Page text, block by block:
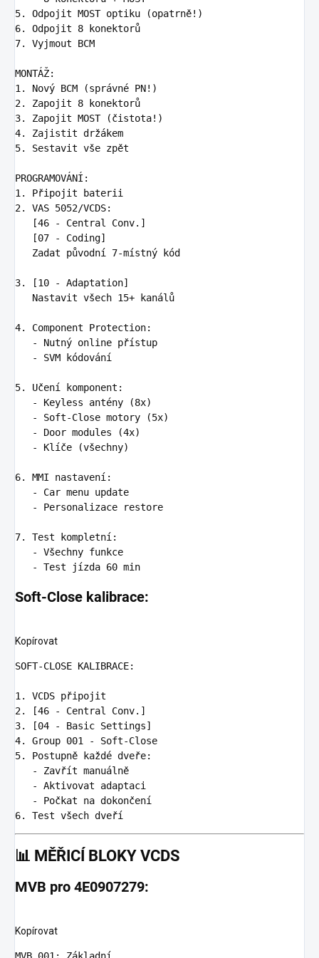
5.
6.
7.
Vyjmout BCM
1.
2.
3.
4.
5.
Sestavit vše zpět
1.
2.
VAS 5052/VCDS:
   [46 - Central Conv.]
   [07 - Coding]
   Zadat původní 7-místný kód
3.
[10 - Adaptation]
   Nastavit všech 15+ kanálů
4.
   -
   -
SVM kódování
5.
   -
   -
   -
   -
Klíče (všechny)
6.
   -
   -
Personalizace restore
7.
   -
   -
Soft-Close kalibrace:
Kopírovat
SOFT-CLOSE KALIBRACE:
1.
2.
3.
4.
5.
   -
   -
   -
6.
📊 MĚŘICÍ BLOKY VCDS
MVB pro 4E0907279:
Kopírovat